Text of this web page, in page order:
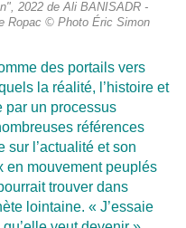
2022 de Ali BANISADR -
Ropac © Photo Éric Simon
des portails vers
la réalité, l’histoire et
par un processus
références
sur l’actualité et son
en mouvement peuplés
trouver dans
lointaine. « J’essaie